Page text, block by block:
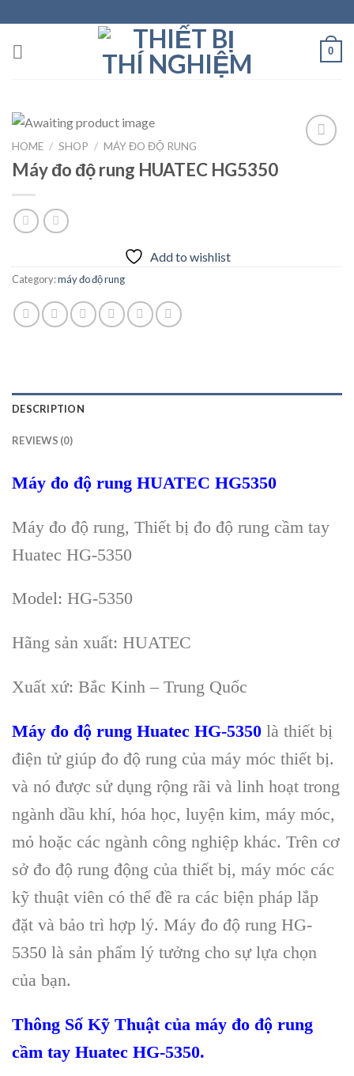
to
content
0
HOME / SHOP / MÁY ĐO ĐỘ RUNG
Máy đo độ rung HUATEC HG5350
Add to wishlist
Category:máy đo độ rung
DESCRIPTION
REVIEWS (0)
Máy đo độ rung HUATEC HG5350
Máy đo độ rung, Thiết bị đo độ rung cầm tay
Huatec HG-5350
Model: HG-5350
Hãng sản xuất: HUATEC
Xuất xứ: Bắc Kinh – Trung Quốc
Máy đo độ rung Huatec HG-5350 là thiết bị
điện tử giúp đo độ rung của máy móc thiết bị.
và nó được sử dụng rộng rãi và linh hoạt trong
ngành dầu khí, hóa học, luyện kim, máy móc,
mỏ hoặc các ngành công nghiệp khác. Trên cơ
sở đo độ rung động của thiết bị, máy móc các
kỹ thuật viên có thể đề ra các biện pháp lắp
đặt và bảo trì hợp lý. Máy đo độ rung HG-
5350 là sản phẩm lý tưởng cho sự lựa chọn
của bạn.
Thông Số Kỹ Thuật của máy đo độ rung
cầm tay Huatec HG-5350.